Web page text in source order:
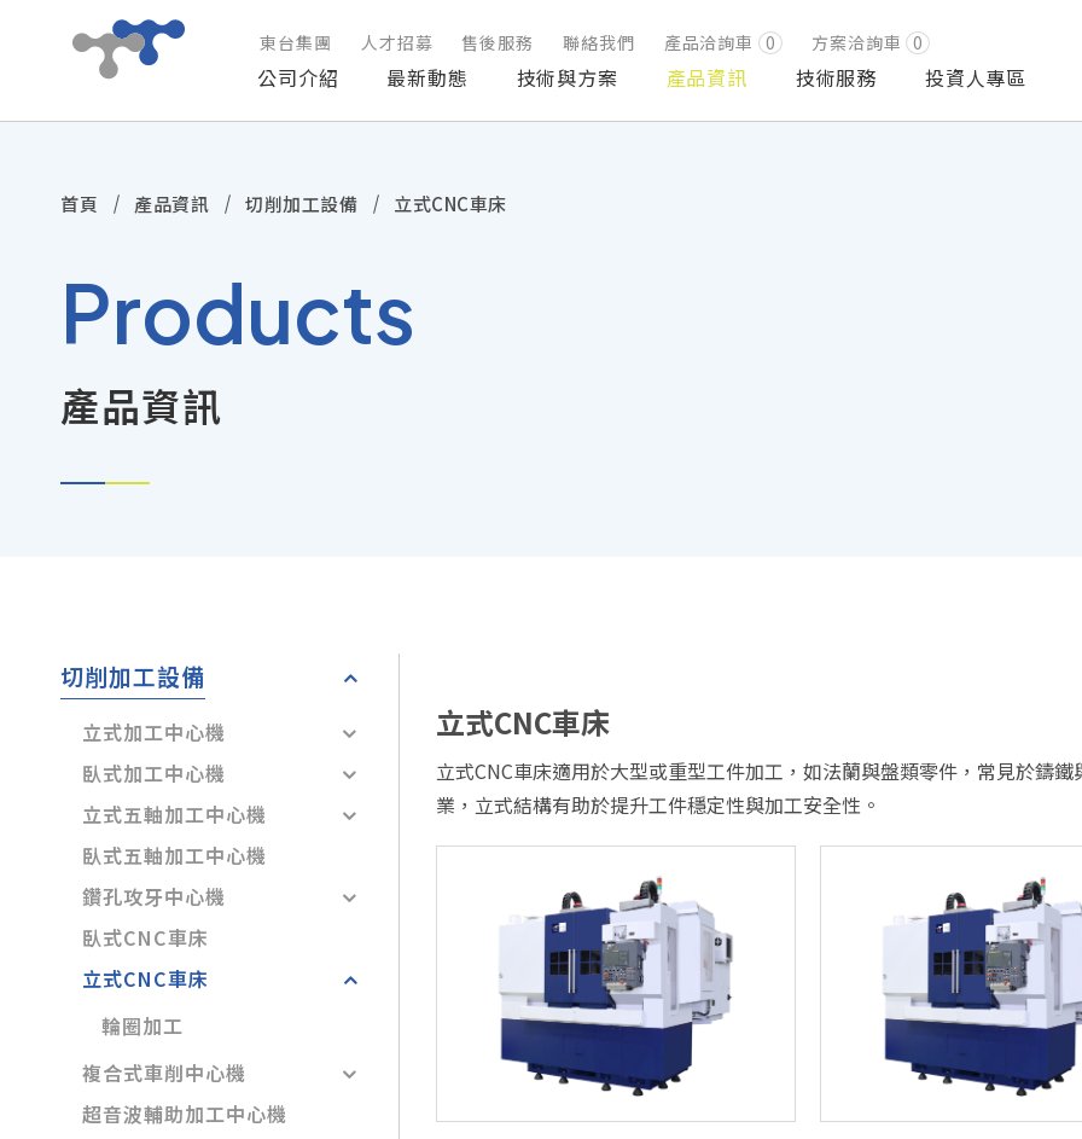
公司介紹 最新動態 技術與方案 產品資訊 技術服務
東台集團 人才招募
投資人專區
售後服務 聯絡我們 產品洽詢車 0 方案洽詢車 0
首頁 產品資訊 切削加工設備 立式CNC車床
Products
產品資訊
立式CNC車床
立式CNC車床適用於大型或重型工件加工，如法蘭與盤類零件，常見於鑄
業，立式結構有助於提升工件穩定性與加工安全性。
切削加工設備
立式加工中心機
臥式加工中心機
立式五軸加工中心機
臥式五軸加工中心機
鑽孔攻牙中心機
臥式CNC車床
立式CNC車床
輪圈加工
複合式車削中心機
超音波輔助加工中心機
最新動態
技術與方案
技術服務
人才招募
投資人專區
聯絡我們